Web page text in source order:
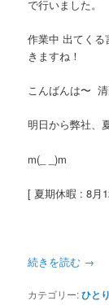
で行いました。
作業中 出てく
きますね！
こんばんは〜
明日から弊社、
m(_ _)m
[ 夏期休暇 : 8月
続きを読む →
カテゴリー:ひと